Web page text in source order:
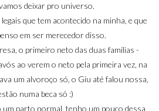
deixar pro universo.
que tem acontecido na minha, e que
em ser merecedor disso.
o primeiro neto das duas famílias -
ao verem o neto pela primeira vez, na
um alvoroço só, o Giu até falou nossa,
numa beca só :)
parto normal, tenho um pouco dessa